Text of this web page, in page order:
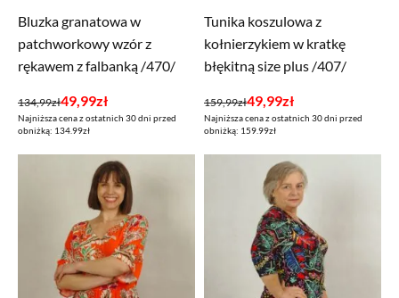
Bluzka granatowa w
patchworkowy wzór z
rękawem z falbanką /470/
134,99zł
Pierwotna
cena
49,99zł
Aktualna
cena
Najniższa cena z ostatnich 30 dni przed
obniżką: 134.99zł
Tunika koszulowa z
kołnierzykiem w kratkę
błękitną size plus /407/
159,99zł
Pierwotna
cena
49,99zł
Aktualna
cena
Najniższa cena z ostatnich 30 dni przed
obniżką: 159.99zł